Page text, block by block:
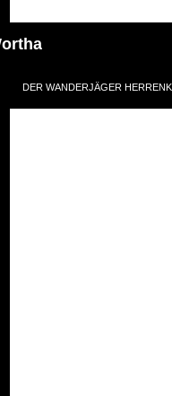
DER WANDERJÄGER